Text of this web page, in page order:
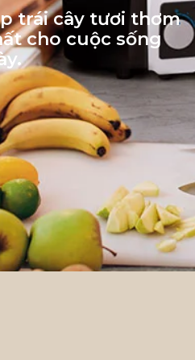
trái cây tươi thơm
cho cuộc sống